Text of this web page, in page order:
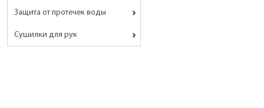
Защита от протечек воды
Сушилки для рук